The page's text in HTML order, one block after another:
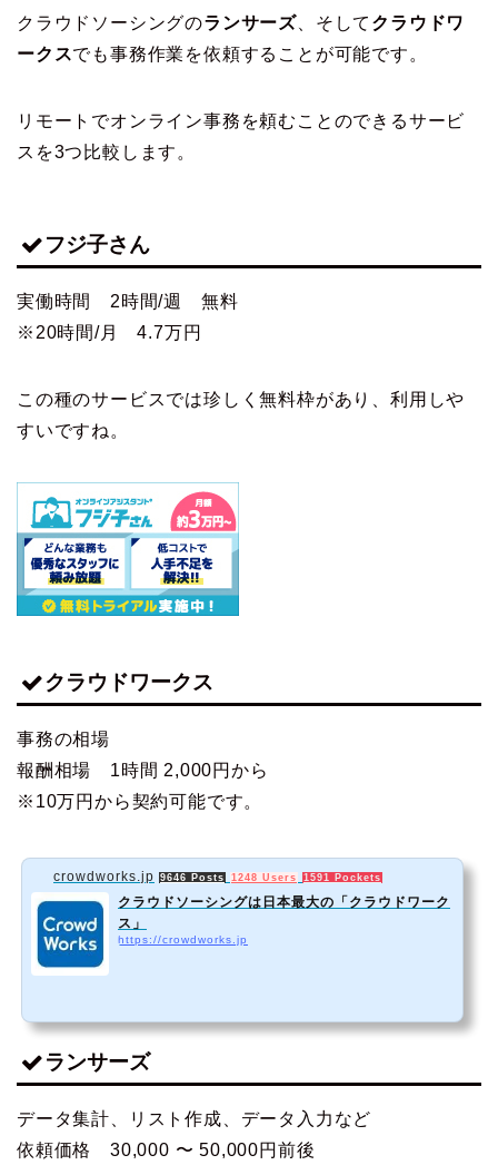
クラウドソーシングのランサーズ 、そして クラウドワ
ークスでも事務作業を依頼することが可能です。
リモートでオンライン事務を頼むことのできるサービ
スを3つ比較します。
フジ子さん
実働時間 2時間/週 無料
※ 20時間/月 4.7万円
この種のサービスでは珍しく無料枠があり、利用しや
すいですね。
クラウドワークス
事務の相場
報酬相場 1時間 2,000円から
※10万円から契約可能です。
crowdworks.jp 9646 Posts 1248 Users 1591 Pockets
クラウドソーシングは日本最大の「クラウドワーク
ス」
https://crowdworks.jp
ランサーズ
データ集計、リスト作成、データ入力など
依頼価格 30,000 〜 50,000円前後